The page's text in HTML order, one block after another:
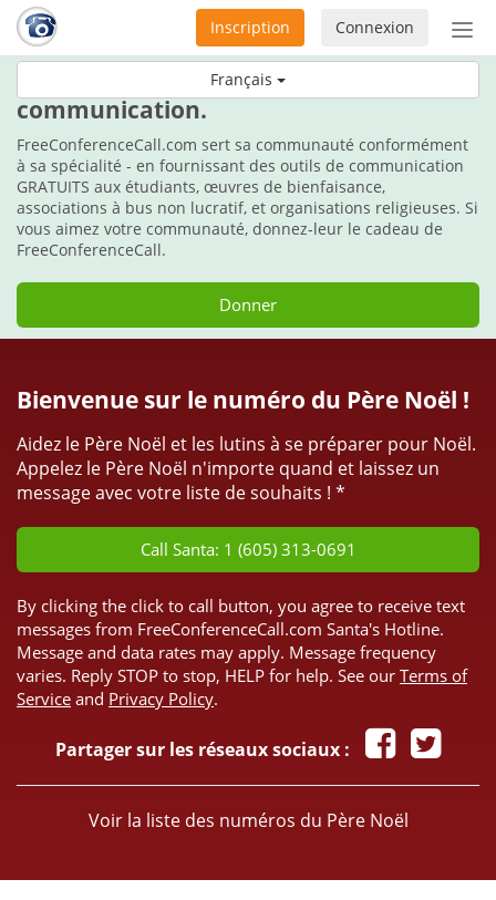
Français
ou
Connexion
Inscription
Durant les fêtes, faites le cadeau de la
communication.
FreeConferenceCall.com sert sa communauté conformément
à sa spécialité - en fournissant des outils de communication
GRATUITS aux étudiants, œuvres de bienfaisance,
associations à bus non lucratif, et organisations religieuses. Si
vous aimez votre communauté, donnez-leur le cadeau de
FreeConferenceCall.
Donner
Bienvenue sur le numéro du Père Noël !
Aidez le Père Noël et les lutins à se préparer pour Noël.
Appelez le Père Noël n'importe quand et laissez un
message avec votre liste de souhaits ! *
Call Santa: 1 (605) 313-0691
By clicking the click to call button, you agree to receive text
messages from FreeConferenceCall.com Santa's Hotline.
Message and data rates may apply. Message frequency
varies. Reply STOP to stop, HELP for help. See our Terms of
Service and Privacy Policy.
Partager sur les réseaux sociaux :
Voir la liste des numéros du Père Noël